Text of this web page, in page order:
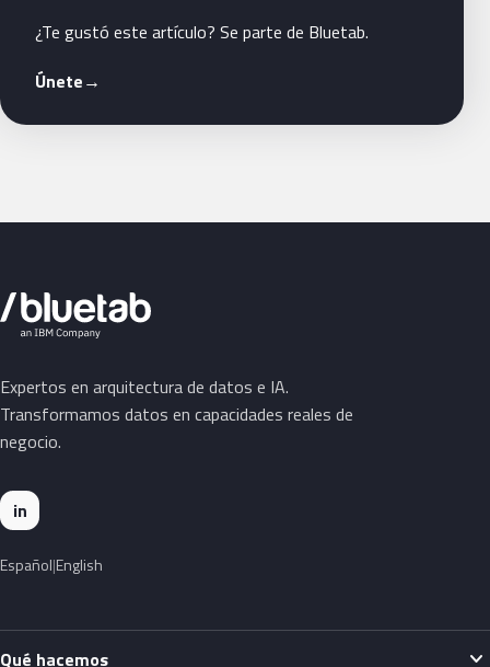
¿Te gustó este artículo? Se parte de Bluetab.
Únete→
Expertos en arquitectura de datos e IA.
Transformamos datos en capacidades reales de
negocio.
in
Español English
Qué hacemos expand_more